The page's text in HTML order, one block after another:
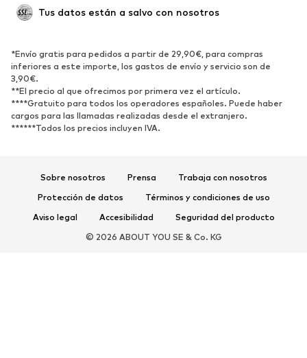
Nuevo
Tendencia
Zapatos bajos
Zapatos deportivos
Zapatos abiertos
DEPORTE
Ropa deportiva
Disciplinas deportivas
Complementos deportivos
COMPLEMENTOS
Tus datos están a salvo con nosotros
*Envío gratis para pedidos a partir de 29,90€, para compras
inferiores a este importe, los gastos de envío y servicio son de
3,90€.
**El precio al que ofrecimos por primera vez el artículo.
****Gratuito para todos los operadores españoles. Puede haber
cargos para las llamadas realizadas desde el extranjero.
******Todos los precios incluyen IVA.
Sobre nosotros Prensa
Trabaja con nosotros
Protección de datos
Términos y condiciones de uso
Aviso legal
Accesibilidad
Seguridad del producto
© 2026 ABOUT YOU SE & Co. KG